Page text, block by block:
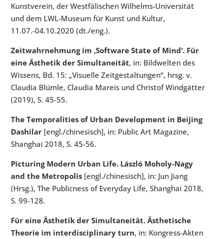
Kunstverein, der Westfälischen Wilhelms-Universität
und dem LWL-Museum für Kunst und Kultur,
11.07.-04.10.2020 (dt./eng.).
Zeitwahrnehmung im ‚Software State of Mind‘. Für
eine Ästhetik der Simultaneität, in: Bildwelten des
Wissens, Bd. 15: „Visuelle Zeitgestaltungen“, hrsg. v.
Claudia Blümle, Claudia Mareis und Christof Windgätter
(2019), S. 45-55.
The Temporalities of Urban Development in Beijing
Dashilar [engl./chinesisch], in: Public Art Magazine,
Shanghai 2018, S. 45-56.
Picturing Modern Urban Life. László Moholy-Nagy
and the Metropolis [engl./chinesisch], in: Jun Jiang
(Hrsg.), The Publicness of Everyday Life, Shanghai 2018,
S. 99-128.
Für eine Ästhetik der Simultaneität. Ästhetische
Theorie im interdisciplinary turn, in: Kongress-Akten